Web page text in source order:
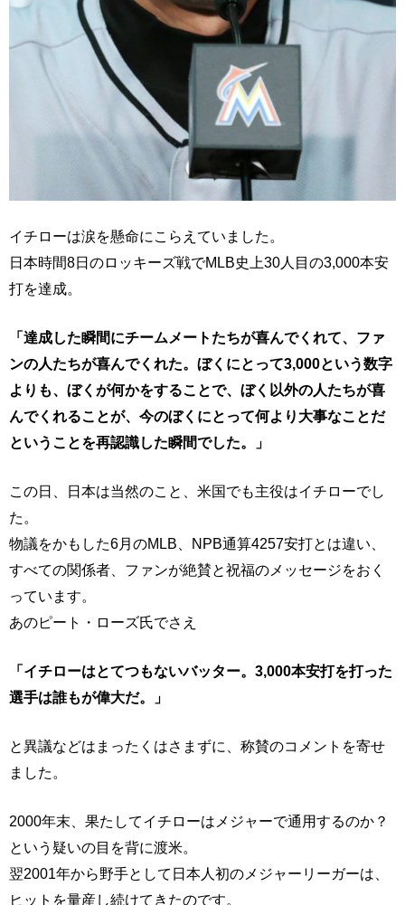
イチローは涙を懸命にこらえていました。
日本時間8日のロッキーズ戦でMLB史上30人目の3,000本安
打を達成。
「達成した瞬間にチームメートたちが喜んでくれて、ファ
ンの人たちが喜んでくれた。ぼくにとって3,000という数字
よりも、ぼくが何かをすることで、ぼく以外の人たちが喜
んでくれることが、今のぼくにとって何より大事なことだ
ということを再認識した瞬間でした。」
この日、日本は当然のこと、米国でも主役はイチローでし
た。
物議をかもした6月のMLB、NPB通算4257安打とは違い、
すべての関係者、ファンが絶賛と祝福のメッセージをおく
っています。
あのピート・ローズ氏でさえ
「イチローはとてつもないバッター。3,000本安打を打った
選手は誰もが偉大だ。」
と異議などはまったくはさまずに、称賛のコメントを寄せ
ました。
2000年末、果たしてイチローはメジャーで通用するのか？
という疑いの目を背に渡米。
翌2001年から野手として日本人初のメジャーリーガーは、
ヒットを量産し続けてきたのです。